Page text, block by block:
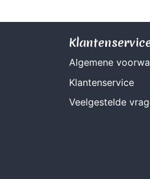
Algemene
Klantenservice
Veelgestelde